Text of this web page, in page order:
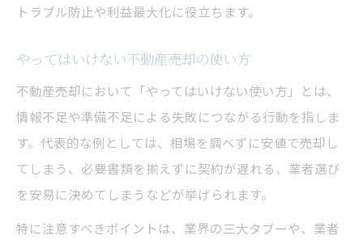
真正売買を守るための不動産売却対策
不動産売却でやってはいけない三大タブー
落とし穴を防ぐ不動産売却の注意ポイント
売主が気を付けたい家の売却失敗事例集
契約時に注意するべき落とし穴の回避法
トラブル防止や利益最大化に役立ちます。
やってはいけない不動産売却の使い方
不動産売却において「やってはいけない使い方」とは、
情報不足や準備不足による失敗につながる行動を指しま
す。代表的な例としては、相場を調べずに安値で売却し
てしまう、必要書類を揃えずに契約が遅れる、業者選び
を安易に決めてしまうなどが挙げられます。
特に注意すべきポイントは、業界の三大タブーや、業者